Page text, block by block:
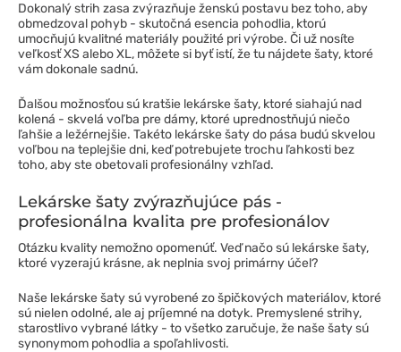
Dokonalý strih zasa zvýrazňuje ženskú postavu bez toho, aby
obmedzoval pohyb - skutočná esencia pohodlia, ktorú
umocňujú kvalitné materiály použité pri výrobe. Či už nosíte
veľkosť XS alebo XL, môžete si byť istí, že tu nájdete šaty, ktoré
vám dokonale sadnú.
Ďalšou možnosťou sú kratšie lekárske šaty, ktoré siahajú nad
kolená - skvelá voľba pre dámy, ktoré uprednostňujú niečo
ľahšie a ležérnejšie. Takéto lekárske šaty do pása budú skvelou
voľbou na teplejšie dni, keď potrebujete trochu ľahkosti bez
toho, aby ste obetovali profesionálny vzhľad.
Lekárske šaty zvýrazňujúce pás -
profesionálna kvalita pre profesionálov
Otázku kvality nemožno opomenúť. Veď načo sú lekárske šaty,
ktoré vyzerajú krásne, ak neplnia svoj primárny účel?
Naše lekárske šaty sú vyrobené zo špičkových materiálov, ktoré
sú nielen odolné, ale aj príjemné na dotyk. Premyslené strihy,
starostlivo vybrané látky - to všetko zaručuje, že naše šaty sú
synonymom pohodlia a spoľahlivosti.